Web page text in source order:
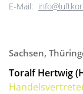
E-Mail:
Sachsen,
Toralf Hertwig